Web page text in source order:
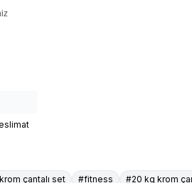
çantalı set #fitness #20 kg krom